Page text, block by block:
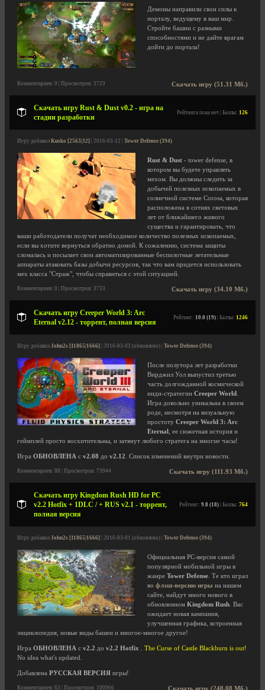
Демоны направили свои силы к
порталу, ведущему в ваш мир.
Стройте башни с разными
способностями и не дайте врагам
дойти до портала!
Скачать игру (51.31 Мб.)
Комментариев: 0 | Просмотров: 3723
Скачать игру Rust & Dust v0.2 - игра на
стадии разработки
Рейтинга пока нет | Баллы: 126
Игру добавил Kusko [2563|32] | 2016-03-12 | Tower Defense (394)
Rust & Dust - tower defense, в
котором вы будете управлять
мехом. Вы должны следить за
добычей полезных ископаемых в
солнечной системе Corosa, которая
расположена в сотнях световых
лет от ближайшего живого
существа и гарантировать, что
ваши работодатели получат необходимое количество полезных ископаемых,
если вы хотите вернуться обратно домой. К сожалению, система защиты
сломалась и посылает свои автоматизированные беспилотные летательные
аппараты атаковать базы добычи ресурсов, так что вам придется использовать
мех класса "Страж", чтобы справиться с этой ситуацией.
Скачать игру (34.10 Мб.)
Комментариев: 0 | Просмотров: 3733
Скачать игру Creeper World 3: Arc
Eternal v2.12 - торрент, полная версия
Рейтинг: 10.0 (19) | Баллы: 1246
Игру добавил John2s [11865|1666] | 2016-03-03 (обновлено) | Tower Defense (394)
После полутора лет разработки
Вирджил Уол выпустил третью
часть долгожданной космической
инди-стратегии Creeper World
Игра довольно уникальна в своем
роде, несмотря на визуальную
простоту Creeper World 3: Arc
Eternal
, ее сюжетная история и
геймплей просто восхитительны, и затянут любого стратега на многие часы!
Игра ОБНОВЛЕНА с v2.08 до v2.12 . Список изменений внутри новости.
Скачать игру (111.93 Мб.)
Комментариев: 88 | Просмотров: 73944
Скачать игру Kingdom Rush HD for PC
v2.2 Hotfix + 1DLC / + RUS v2.1 - торрент,
полная версия
Рейтинг: 9.8 (18) | Баллы: 764
Игру добавил John2s [11865|1666] | 2016-03-01 (обновлено) | Tower Defense (394)
Официальная PC-версия самой
популярной мобильной игры в
жанре Tower Defense . Те кто играл
во флэш-версию игры на нашем
сайте, найдут много нового в
обновленном Kingdom Rush . Вас
ожидает новая кампания,
улучшенная графика, встроенная
энциклопедия, новые виды башен и многое-многое другое!
Игра ОБНОВЛЕНА с v2.2 до v2.2 Hotfix
The Curse of Castle Blackburn is out!
No idea what's updated.
Добавлена РУССКАЯ ВЕРСИЯ игры!
Скачать игру (248.08 Мб.)
Комментариев: 63 | Просмотров: 100966